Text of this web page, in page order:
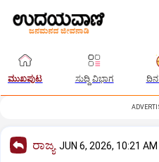
ಮುಖಪುಟ ಸುದ್ದಿ ವಿಭಾಗ ದಿನ
ರಾಜ್ಯ JUN 6, 2026, 10:21